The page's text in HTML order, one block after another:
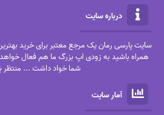
درباره سایت
سایت پارسی رمان یک مرجع معتبر برای خرید بهترین
همراه باشید به زودی اپ بزرگ ما هم فعال
شما خواد داشت ... منتظر
آمار سایت